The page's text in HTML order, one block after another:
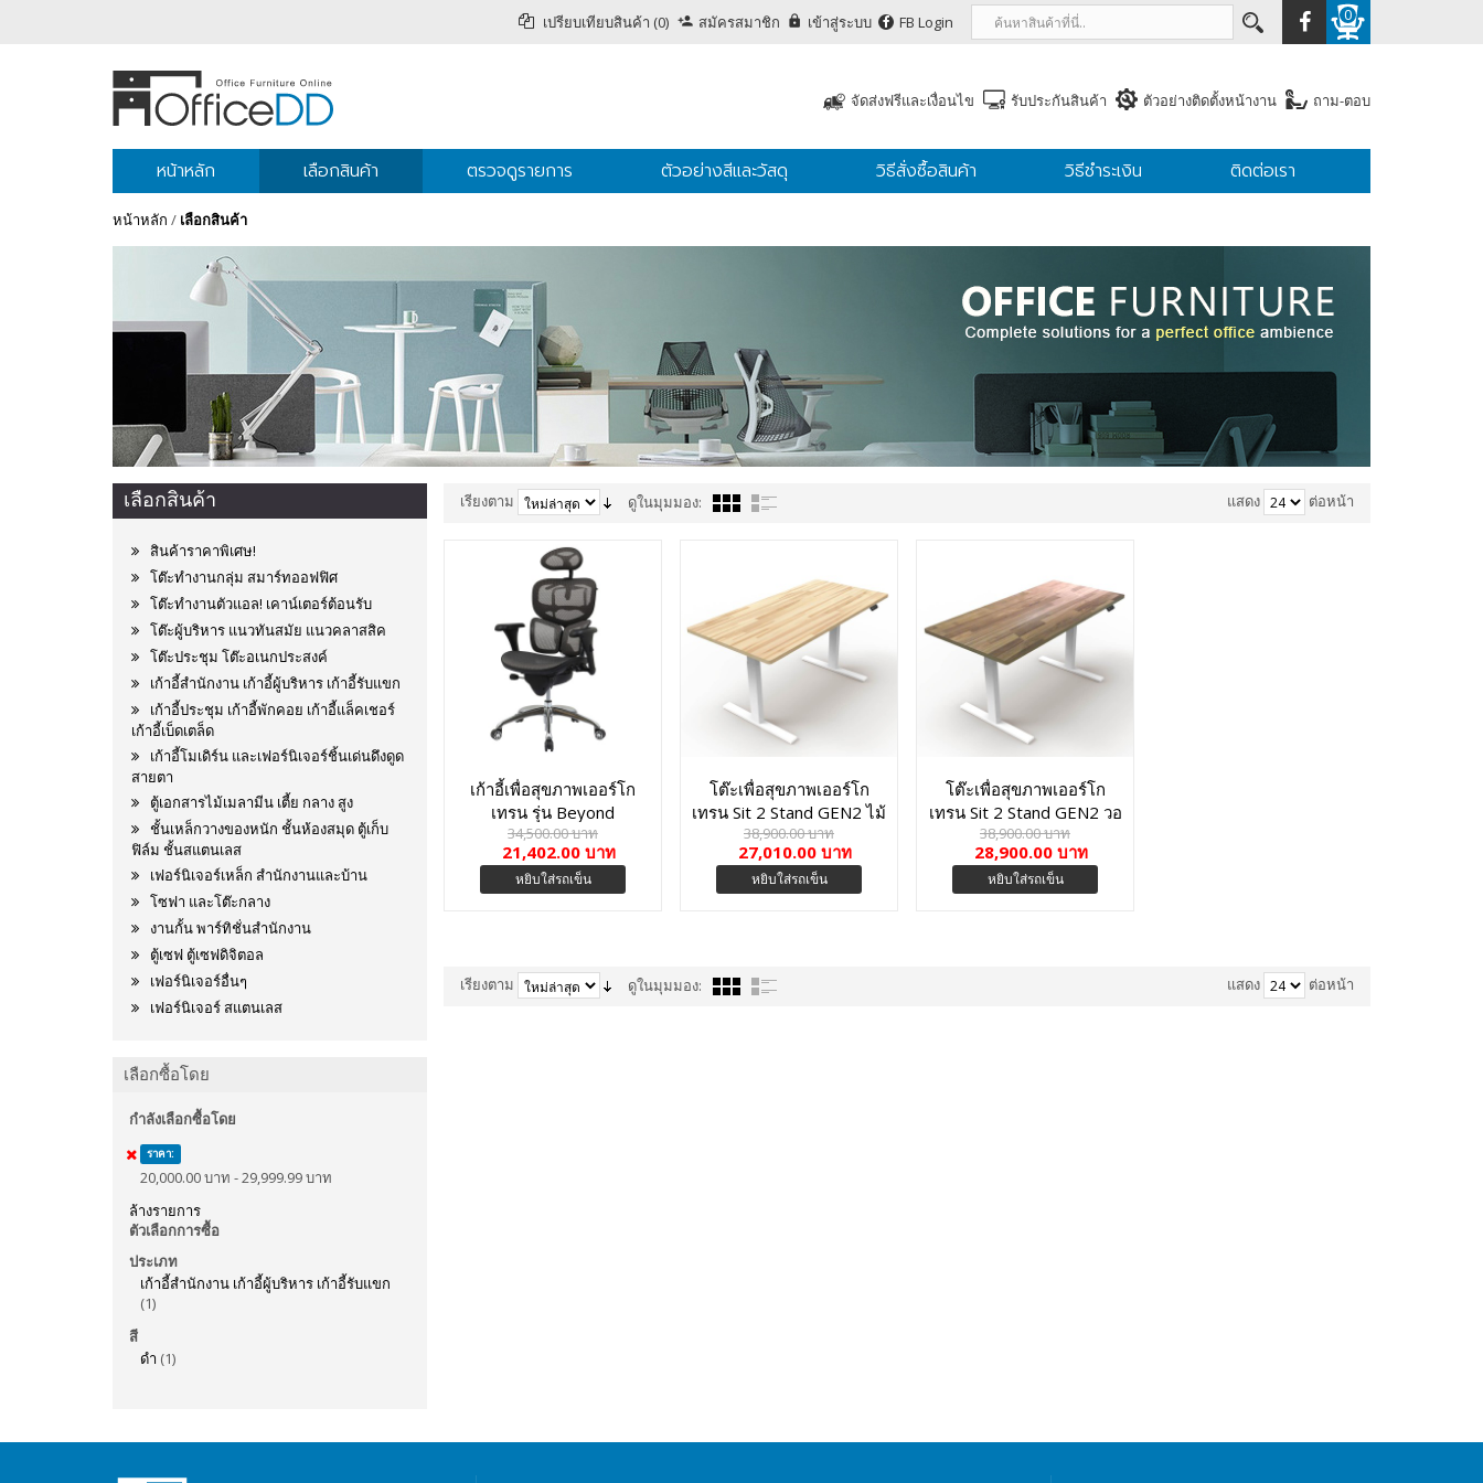
0
เปรียบเทียบสินค้า (0) สมัครสมาชิก เข้าสู่ระบบ FB Login
จัดส่งฟรีและเงื่อนไข รับประกันสินค้า ตัวอย่างติดตั้งหน้างาน ถาม-ตอบ
หน้าหลัก เลือกสินค้า ตรวจดูรายการ ตัวอย่างสีและวัสดุ วิธีสั่งซื้อสินค้า วิธีชำระเงิน ติดต่อเรา
หน้าหลัก / เลือกสินค้า
เลือกสินค้า
สินค้าราคาพิเศษ!
โต๊ะทำงานกลุ่ม สมาร์ทออฟฟิศ
โต๊ะทำงานตัวแอล! เคาน์เตอร์ต้อนรับ
โต๊ะผู้บริหาร แนวทันสมัย แนวคลาสสิค
โต๊ะประชุม โต๊ะอเนกประสงค์
เก้าอี้สำนักงาน เก้าอี้ผู้บริหาร เก้าอี้รับแขก
เก้าอี้ประชุม เก้าอี้พักคอย เก้าอี้แล็คเชอร์
เก้าอี้เบ็ดเตล็ด
เก้าอี้โมเดิร์น และเฟอร์นิเจอร์ชิ้นเด่นดึงดูด
สายตา
ตู้เอกสารไม้เมลามีน เตี้ย กลาง สูง
ชั้นเหล็กวางของหนัก ชั้นห้องสมุด ตู้เก็บ
ฟิล์ม ชั้นสแตนเลส
เฟอร์นิเจอร์เหล็ก สำนักงานและบ้าน
โซฟา และโต๊ะกลาง
งานกั้น พาร์ทิชั่นสำนักงาน
ตู้เซฟ ตู้เซฟดิจิตอล
เฟอร์นิเจอร์อื่นๆ
เฟอร์นิเจอร์ สแตนเลส
เลือกซื้อโดย
กำลังเลือกซื้อโดย
ราคา:
20,000.00 บาท - 29,999.99 บาท
ล้างรายการ
ตัวเลือกการซื้อ
ประเภท
เก้าอี้สำนักงาน เก้าอี้ผู้บริหาร เก้าอี้รับแขก
(1)
สี
ดำ (1)
เรียงตาม ดูในมุมมอง: แสดง ต่อหน้า
เก้าอี้เพื่อสุขภาพเออร์โก
เทรน รุ่น Beyond
Butterfly-01BMM
34,500.00 บาท
21,402.00 บาท
หยิบใส่รถเข็น
โต๊ะเพื่อสุขภาพเออร์โก
เทรน Sit 2 Stand GEN2 ไม้
เบิร์ชอัดประสาน
38,900.00 บาท
27,010.00 บาท
หยิบใส่รถเข็น
โต๊ะเพื่อสุขภาพเออร์โก
เทรน Sit 2 Stand GEN2 วอ
ลนัทประสาน
38,900.00 บาท
28,900.00 บาท
หยิบใส่รถเข็น
เรียงตาม ดูในมุมมอง: แสดง ต่อหน้า